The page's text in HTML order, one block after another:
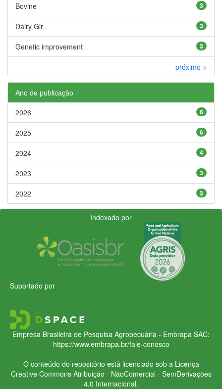
3
Bovine
3
Dairy Gir
3
Genetic improvement
próximo >
Ano de publicação
6
2026
6
2025
4
2024
3
2023
3
2022
Indexado por
Suportado por
Empresa Brasileira de Pesquisa Agropecuária - Embrapa SAC:
https://www.embrapa.br/fale-conosco
O conteúdo do repositório está licenciado sob a Licença
Creative CommonsAtribuição - NãoComercial - SemDerivações
4.0 Internacional.